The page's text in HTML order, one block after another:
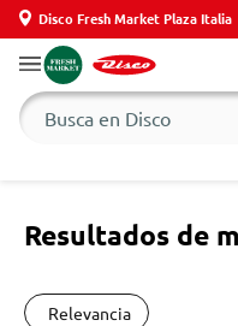
Disco Fresh Market Plaza Italia
Resultados de
Relevancia